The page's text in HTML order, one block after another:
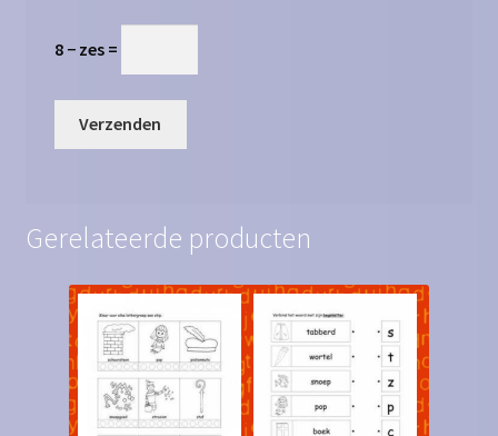
8 − zes =
Gerelateerde producten